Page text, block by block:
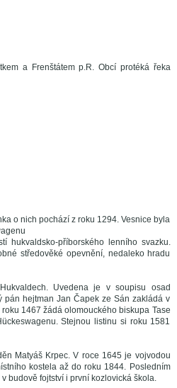
a Frenštátem p.R. Obcí protéká řeka
o nich pochází z roku 1294. Vesnice byla
hukvaldsko-příborského lenního svazku.
středověké opevnění, nedaleko hradu
Uvedena je v soupisu osad
pán hejtman Jan Čapek ze Sán zakládá v
1467 žádá olomouckého biskupa Tase
Stejnou listinu si roku 1581
Matyáš Krpec. V roce 1645 je vojvodou
kostela až do roku 1844. Posledním
budově fojtství i první kozlovická škola.